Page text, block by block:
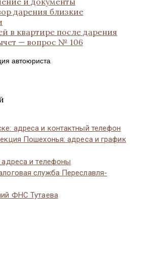
дарения близкие
в квартире после дарения
— вопрос № 106
автоюриста
адреса и контактный телефон
Пошехонья: адреса и график
и телефоны
служба Переславля-
ФНС Тутаева